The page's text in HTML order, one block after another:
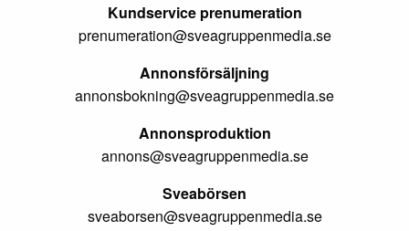
Kundservice prenumeration
prenumeration@sveagruppenmedia.se
Annonsförsäljning
annonsbokning@sveagruppenmedia.se
Annonsproduktion
annons@sveagruppenmedia.se
Sveabörsen
sveaborsen@sveagruppenmedia.se